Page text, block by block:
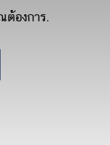
องการ.